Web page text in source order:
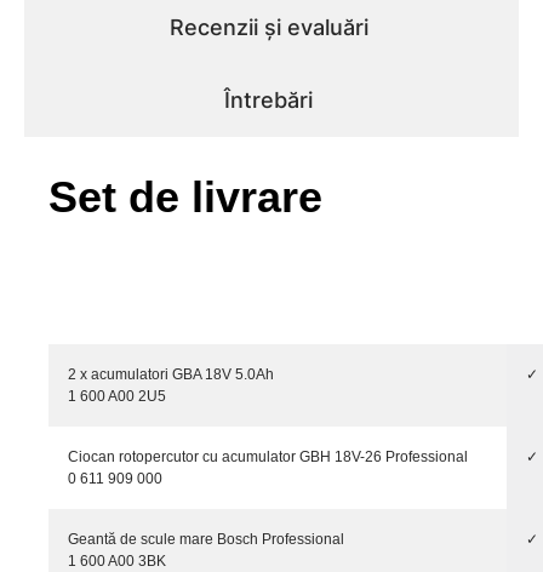
Recenzii și evaluări
Întrebări
Set de livrare
2 x acumulatori GBA 18V 5.0Ah
1 600 A00 2U5
✓
Ciocan rotopercutor cu acumulator GBH 18V-26 Professional
0 611 909 000
✓
Geantă de scule mare Bosch Professional
1 600 A00 3BK
✓